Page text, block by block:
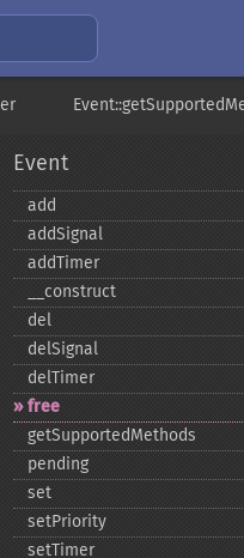
Event
add
addSignal
addTimer
_​_​construct
del
delSignal
delTimer
free
getSupportedMethods
pending
set
setPriority
setTimer